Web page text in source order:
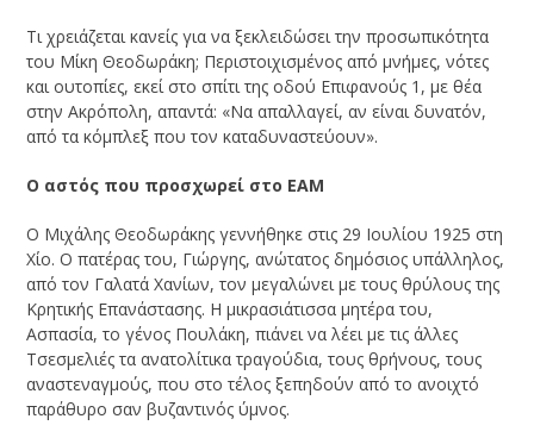
Τι χρειάζεται κανείς για να ξεκλειδώσει την προσωπικότητα
του Μίκη Θεοδωράκη; Περιστοιχισμένος από μνήμες, νότες
και ουτοπίες, εκεί στο σπίτι της οδού Επιφανούς 1, με θέα
στην Ακρόπολη, απαντά: «Να απαλλαγεί, αν είναι δυνατόν,
από τα κόμπλεξ που τον καταδυναστεύουν».
Ο αστός που προσχωρεί στο ΕΑΜ
Ο Μιχάλης Θεοδωράκης γεννήθηκε στις 29 Ιουλίου 1925 στη
Χίο. Ο πατέρας του, Γιώργης, ανώτατος δημόσιος υπάλληλος,
από τον Γαλατά Χανίων, τον μεγαλώνει με τους θρύλους της
Κρητικής Επανάστασης. Η μικρασιάτισσα μητέρα του,
Ασπασία, το γένος Πουλάκη, πιάνει να λέει με τις άλλες
Τσεσμελιές τα ανατολίτικα τραγούδια, τους θρήνους, τους
αναστεναγμούς, που στο τέλος ξεπηδούν από το ανοιχτό
παράθυρο σαν βυζαντινός ύμνος.